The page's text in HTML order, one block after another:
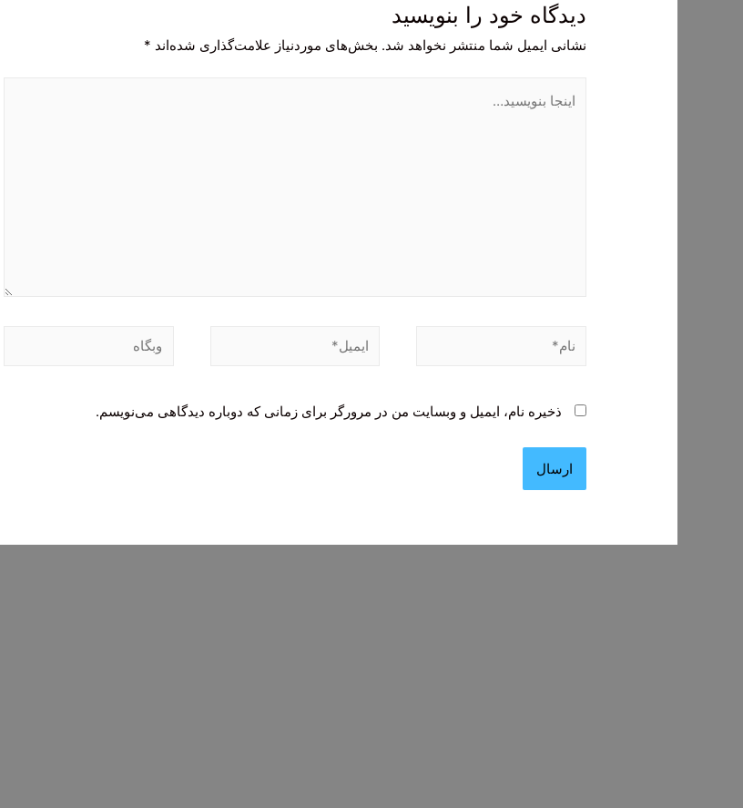
دیدگاه‌ خود را بنویسید
نشانی ایمیل شما منتشر نخواهد شد. بخش‌های موردنیاز علامت‌گذاری شده‌اند *
بنویسید…
نام* ایمیل* وبگاه
ذخیره نام، ایمیل و وبسایت من در مرورگر برای زمانی که دوباره دیدگاهی می‌نویسم.